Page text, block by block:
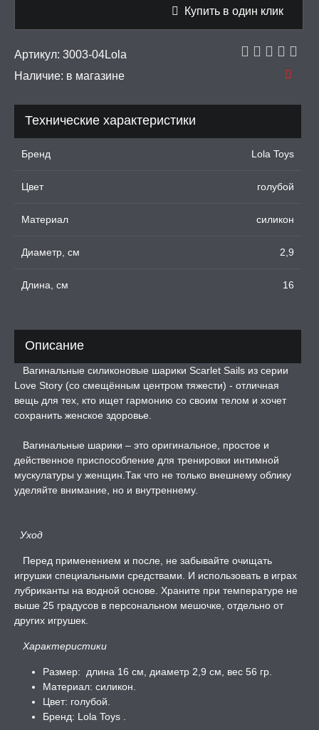
ДЛЯ СЕКСА
ПОМПЫ
ЧАШИ И
КАРТА
-50%, ТОВАР ЗА
ОБРАЗ
Купить в один клик
Артикул: 3003-04Lola
Наличие: в магазине
Технические характеристики
Бренд Lola Toys
Цвет голубой
Материал силикон
Диаметр, см 2,9
Длина, см 16
Описание
Вагинальные силиконовые шарики Scarlet Sails из серии
Love Story (со смещённым центром тяжести) - отличная
вещь для тех, кто ищет гармонию со своим телом и хочет
сохранить женское здоровье.
Вагинальные шарики – это оригинальное, простое и
действенное приспособление для тренировки интимной
мускулатуры у женщин.Так что не только внешнему облику
уделяйте внимание, но и внутреннему.
Уход
Перед применением и после, не забывайте очищать
игрушки специальными средствами. И использовать в играх
лубриканты на водной основе. Храните при температуре не
выше 25 градусов в персональном мешочке, отдельно от
других игрушек.
Характеристики
Размер: длина 16 см, диаметр 2,9 см, вес 56 гр.
Материал: силикон.
Цвет: голубой.
Бренд: Lola Toys .